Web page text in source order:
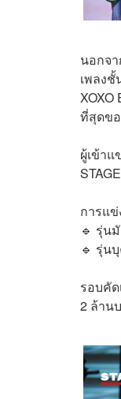
นอกจ
เพลงชั้
ที่สุดข
ผู้เข้า
การแ
🔹 รุ่น
🔹 รุ่น
รอบคั
2 ล้าน